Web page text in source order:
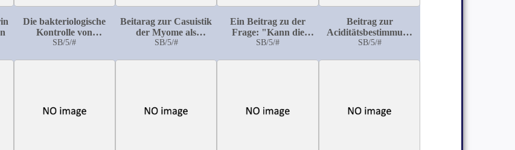
Die bakteriologische
Kontrolle von
Wasserwerken mit
SB/5/#
Beitarag zur Casuistik
der Myome als
Komplikation von
SB/5/#
Ein Beitrag zu der
Frage: "Kann die
Röntgentherapie die
SB/5/#
Beitrag zur
Aciditätsbestimmung
im Harn
SB/5/#